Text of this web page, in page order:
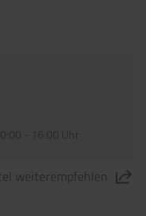
- 16:00 Uhr
weiterempfehlen